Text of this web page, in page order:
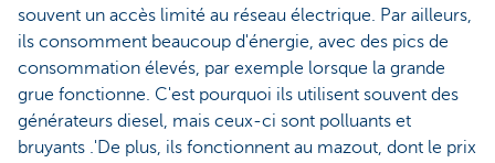
souvent un accès limité au réseau électrique. Par ailleurs,
ils consomment beaucoup d'énergie, avec des pics de
consommation élevés, par exemple lorsque la grande
grue fonctionne. C'est pourquoi ils utilisent souvent des
générateurs diesel, mais ceux-ci sont polluants et
bruyants .'De plus, ils fonctionnent au mazout, dont le prix